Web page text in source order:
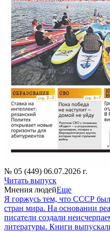
№ 05 (449) 06.07.2026 г.
Читать выпуск
Мнения людейЕще
Я горжусь тем, что СССР
стран мира. На основании
писатели создали
литературы. Книги